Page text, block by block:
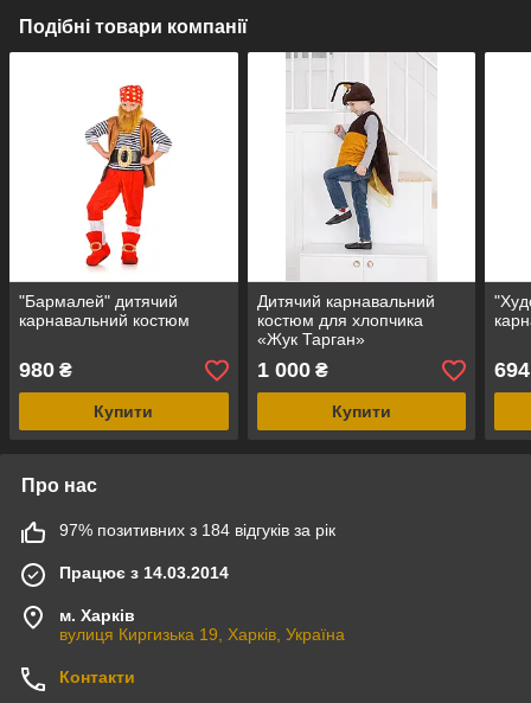
Подібні товари компанії
"Бармалей" дитячий
карнавальний костюм
980 ₴
Купити
Дитячий карнавальний
костюм для хлопчика
«Жук Тарган»
1 000₴
Купити
694
Про нас
97% позитивних з 184 відгуків за рік
Працює з 14.03.2014
м. Харків
вулиця Киргизька 19, Харків, Україна
Контакти